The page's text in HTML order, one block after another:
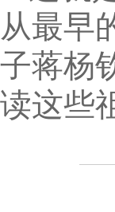
从最早
子蒋杨
读这些